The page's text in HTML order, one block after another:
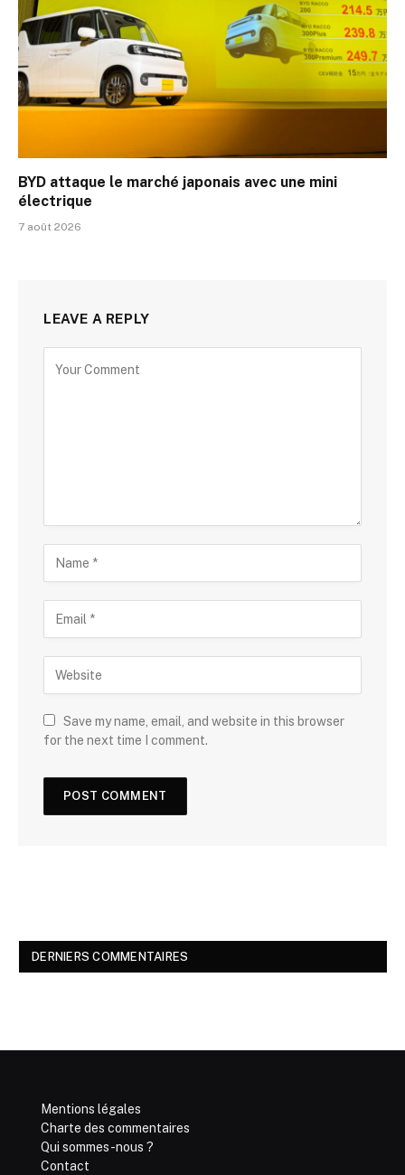
BYD attaque le marché japonais avec une mini
électrique
7 août 2026
LEAVE A REPLY
Save my name, email, and website in this browser
for the next time I comment.
DERNIERS COMMENTAIRES
Mentions légales
Charte des commentaires
Qui sommes-nous ?
Contact